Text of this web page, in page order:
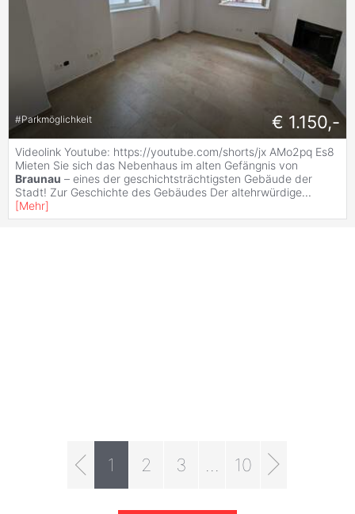
#Parkmöglichkeit € 1.150,-
Videolink Youtube: https://youtube.com/shorts/jx AMo2pq Es8
Mieten Sie sich das Nebenhaus im alten Gefängnis von
Braunau – eines der geschichtsträchtigsten Gebäude der
Stadt! Zur Geschichte des Gebäudes Der altehrwürdige...
[Mehr]
1 2 3 10